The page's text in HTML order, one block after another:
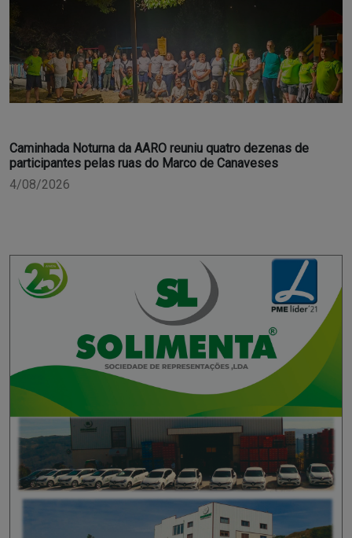
Caminhada Noturna da AARO reuniu quatro dezenas de
participantes pelas ruas do Marco de Canaveses
4/08/2026